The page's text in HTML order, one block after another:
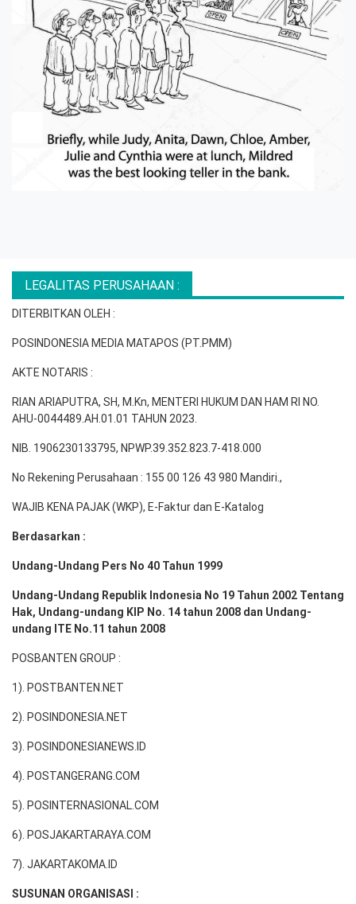
LEGALITAS PERUSAHAAN :
DITERBITKAN OLEH :
POSINDONESIA MEDIA MATAPOS (PT.PMM)
AKTE NOTARIS :
RIAN ARIAPUTRA, SH, M.Kn, MENTERI HUKUM DAN HAM RI NO.
AHU-0044489.AH.01.01 TAHUN 2023.
NIB. 1906230133795, NPWP.39.352.823.7-418.000
No Rekening Perusahaan : 155 00 126 43 980 Mandiri.,
WAJIB KENA PAJAK (WKP), E-Faktur dan E-Katalog
Berdasarkan :
Undang-Undang Pers No 40 Tahun 1999
Undang-Undang Republik Indonesia No 19 Tahun 2002 Tentang
Hak, Undang-undang KIP No. 14 tahun 2008 dan Undang-
undang ITE No.11 tahun 2008
POSBANTEN GROUP :
1). POSTBANTEN.NET
2). POSINDONESIA.NET
3). POSINDONESIANEWS.ID
4). POSTANGERANG.COM
5). POSINTERNASIONAL.COM
6). POSJAKARTARAYA.COM
7). JAKARTAKOMA.ID
SUSUNAN ORGANISASI :